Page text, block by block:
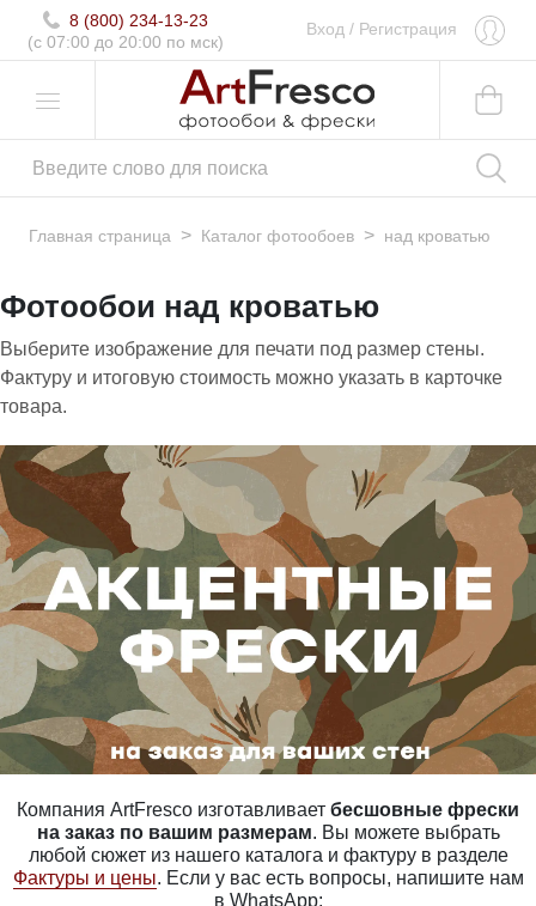
8 (800) 234-13-23
(c 07:00 до 20:00 по мск)
Вход / Регистрация
Главная страница > Каталог фотообоев > над кроватью
Фотообои над кроватью
Выберите изображение для печати под размер стены.
Фактуру и итоговую стоимость можно указать в карточке
товара.
Компания ArtFresco изготавливает бесшовные фрески
на заказ по вашим размерам. Вы можете выбрать
любой сюжет из нашего каталога и фактуру в разделе
Фактуры и цены. Если у вас есть вопросы, напишите нам
в WhatsApp: